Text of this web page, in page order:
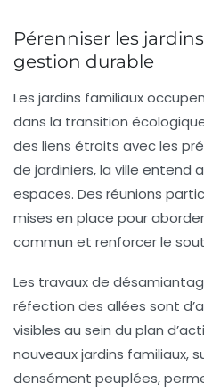
Pérenniser les
gestion durable
Les jardins familiaux
dans la transition
des liens étroits avec les
de jardiniers, la ville entend
espaces. Des réunions
mises en place pour
commun et renforcer le
Les travaux de
réfection des allées sont
visibles au sein du plan
nouveaux jardins familiaux,
densément peuplées,